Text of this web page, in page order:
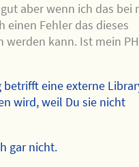
aber wenn ich das bei
einen Fehler das dieses
werden kann. Ist mein
betrifft eine externe
wird, weil Du sie nicht
gar nicht.